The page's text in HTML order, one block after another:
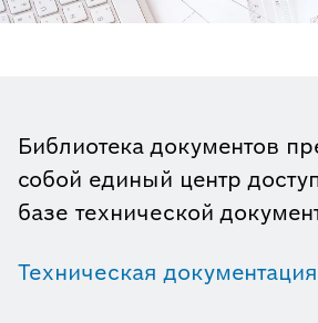
Библиотека документов
собой единый центр
базе технической
Техническая документация